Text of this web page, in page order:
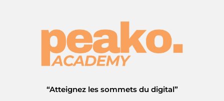
“Atteignez les sommets du digital”